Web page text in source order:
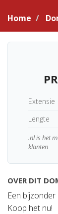
Home
Extensie
Lengte
.nl is het
klanten
OVER DIT
Een
Koop het nu!